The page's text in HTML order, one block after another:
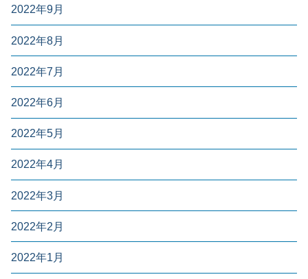
2022年9月
2022年8月
2022年7月
2022年6月
2022年5月
2022年4月
2022年3月
2022年2月
2022年1月